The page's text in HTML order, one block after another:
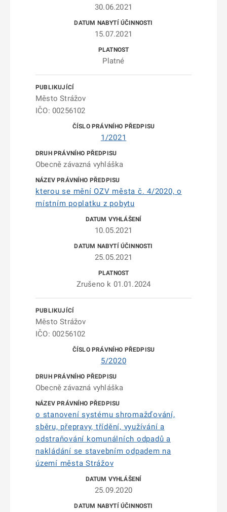
30.06.2021
15.07.2021
Platné
Město Strážov
IČO: 00256102
1/2021
Obecně závazná vyhláška
kterou se mění OZV města č. 4/2020, o
místním poplatku z pobytu
10.05.2021
25.05.2021
Zrušeno k 01.01.2024
Město Strážov
IČO: 00256102
5/2020
Obecně závazná vyhláška
o stanovení systému shromažďování,
sběru, přepravy, třídění, využívání a
odstraňování komunálních odpadů a
nakládání se stavebním odpadem na
území města Strážov
25.09.2020